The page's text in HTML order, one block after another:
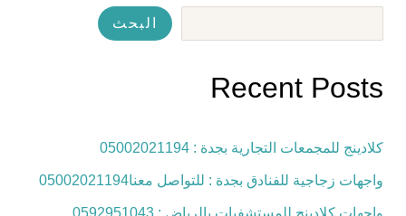
البحث
Recent Posts
كلادينج للمجمعات التجارية بجدة : 05002021194
واجهات زجاجية للفنادق بجدة : للتواصل معنا05002021194
واجهات كلادينج للمستشفيات بالرياض : 0592951043